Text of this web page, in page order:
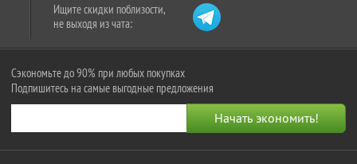
Ищите скидки поблизости,
не выходя из чата:
Сэкономьте до 90% при любых покупках
Подпишитесь на самые выгодные предложения